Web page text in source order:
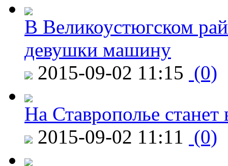
В Великоустюгском
девушки машину
2015-09-02 11:15 (0)
На Ставрополье
2015-09-02 11:11 (0)